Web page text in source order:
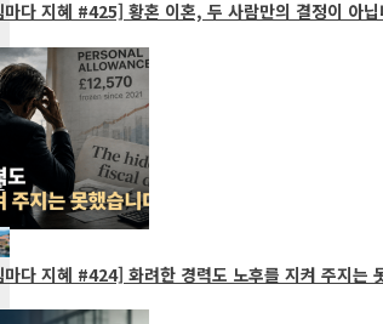
다 지혜 #425] 황혼 이혼, 두 사람만의 결정이 아닙
다 지혜 #424] 화려한 경력도 노후를 지켜 주지는 못